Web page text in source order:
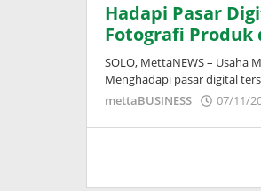
Hadapi Pasar
Fotografi Produk
SOLO, MettaNEWS – Usaha
Menghadapi pasar digital
mettaBUSINESS
07/11/